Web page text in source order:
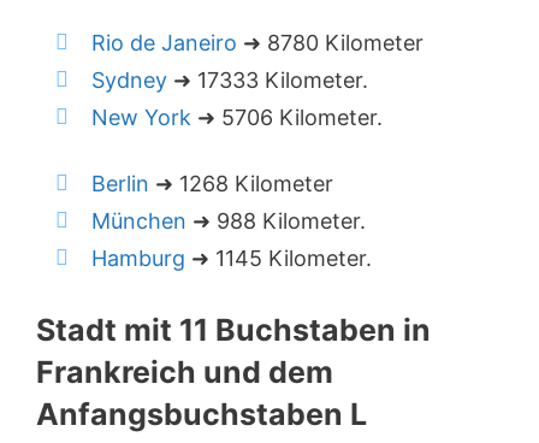
Rio de Janeiro ➜ 8780 Kilometer
Sydney ➜ 17333 Kilometer.
New York ➜ 5706 Kilometer.
Berlin ➜ 1268 Kilometer
München ➜ 988 Kilometer.
Hamburg ➜ 1145 Kilometer.
Stadt mit 11 Buchstaben in
Frankreich und dem
Anfangsbuchstaben L